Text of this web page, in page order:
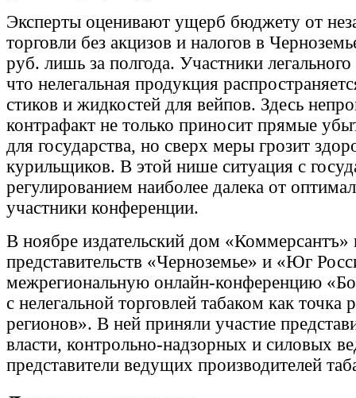
Эксперты оценивают ущерб бюджету от
торговли без акцизов и налогов в
руб. лишь за полгода. Участники
что нелегальная продукция
стиков и жидкостей для вейпов. Здесь
контрафакт не только приносит прямые
для государства, но сверх меры грозит
курильщиков. В этой нише ситуация с
регулированием наиболее далека от
участники конференции.
В ноябре издательский дом «Коммерсантъ»
представительств «Черноземье» и «Юг
межрегиональную онлайн-конференцию
с нелегальной торговлей табаком как точка
регионов». В ней приняли участие
власти, контрольно-надзорных и силовых
представители ведущих производителей